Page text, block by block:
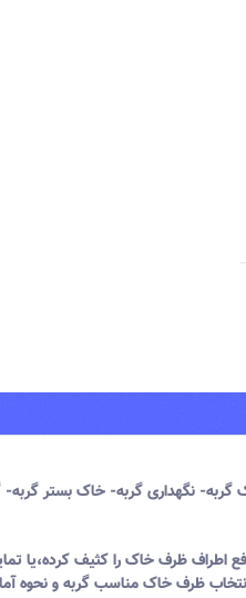
دفع اطراف ظرف خاک را کثیف کرده،یا
ظرف خاک مناسب گربه و نحوه